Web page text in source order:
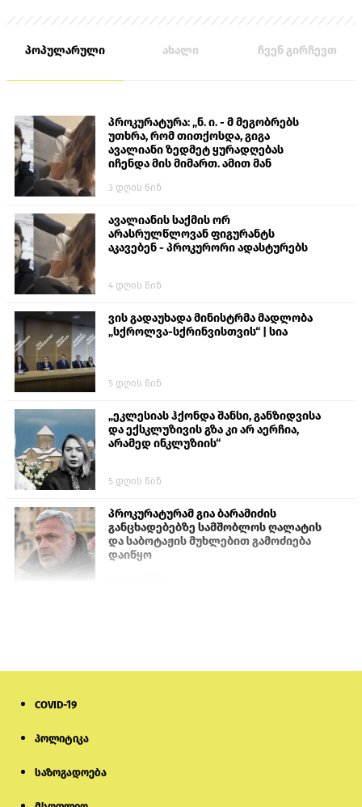
პოპულარული ახალი ჩვენ გირჩევთ
პროკურატურა: „ნ. ი. - მ მეგობრებს
უთხრა, რომ თითქოსდა, გიგა
ავალიანი ზედმეტ ყურადღებას
იჩენდა მის მიმართ. ამით მან
თავს დასხმოდა გიგა ავალიანს“
3 დღის წინ
ავალიანის საქმის ორ
არასრულწლოვან ფიგურანტს
აკავებენ - პროკურორი ადასტურებს
4 დღის წინ
ვის გადაუხადა მინისტრმა მადლობა
„სქროლვა-სქრინვისთვის“ | სია
5 დღის წინ
„ეკლესიას ჰქონდა შანსი, განზიდვისა
და ექსკლუზივის გზა კი არ აერჩია,
არამედ ინკლუზიის“
5 დღის წინ
პროკურატურამ გია ბარამიძის
განცხადებებზე სამშობლოს ღალატის
და საბოტაჟის მუხლებით გამოძიება
დაიწყო
COVID-19
პოლიტიკა
საზოგადოება